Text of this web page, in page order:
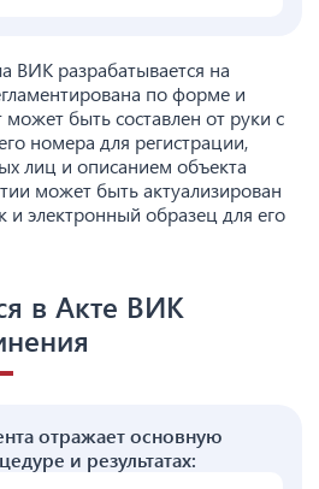
ВИК разрабатывается на
по форме и
быть составлен от руки с
номера для регистрации,
лиц и описанием объекта
может быть актуализирован
и электронный образец для его
в Акте ВИК
отражает основную
и результатах: